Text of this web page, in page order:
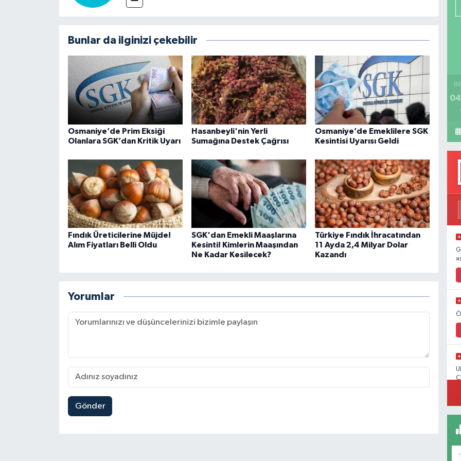
Bunlar da ilginizi çekebilir
Osmaniye’de Prim Eksiği
Olanlara SGK’dan Kritik Uyarı
Hasanbeyli'nin Yerli
Sumağına Destek Çağrısı
Osmaniye’de Emeklilere SGK
Kesintisi Uyarısı Geldi
Fındık Üreticilerine Müjde!
Alım Fiyatları Belli Oldu
SGK'dan Emekli Maaşlarına
Kesinti! Kimlerin Maaşından
Ne Kadar Kesilecek?
Türkiye Fındık İhracatından
11 Ayda 2,4 Milyar Dolar
Kazandı
Yorumlar
Gönder